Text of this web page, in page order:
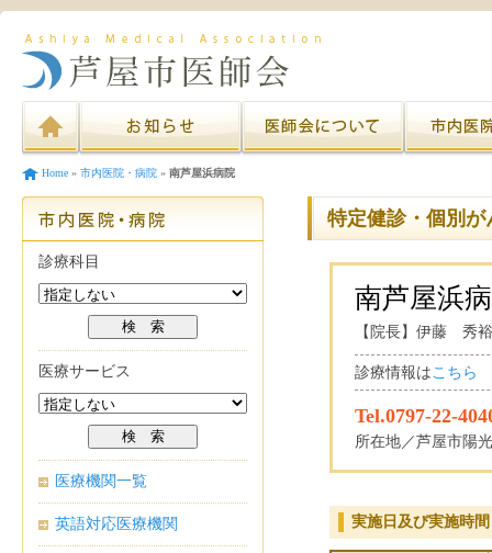
Home » 市内医院・病院 » 南芦屋浜病院
特定健診・個別
南芦屋浜
【院長】伊藤 秀裕
診療情報はこちら
Tel.0797-22-
所在地／芦屋市陽
実施日及び実施時間
診療科目
医療サービス
医療機関一覧
英語対応医療機関